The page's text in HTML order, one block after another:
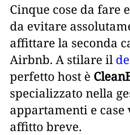
Cinque cose da fare
da evitare
affittare la seconda
Airbnb. A stilare il
perfetto host è
specializzato nella
appartamenti e case
affitto breve.